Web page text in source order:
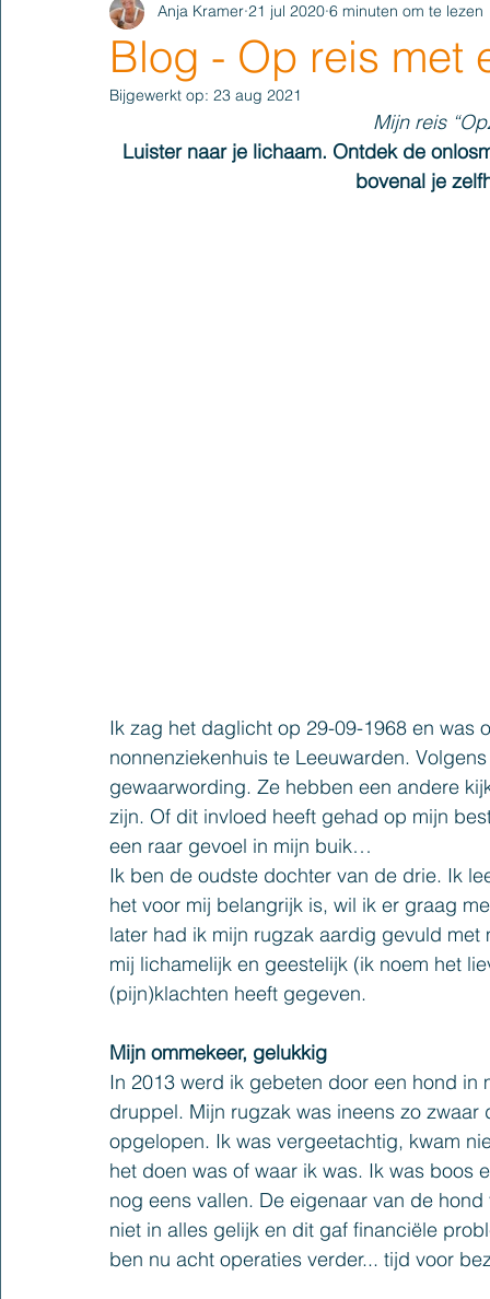
Blog - Op reis met
Anja Kramer 21 jul 2020 6 minuten om te lezen
Bijgewerkt op: 23 aug 2021
Mijn reis
Luister naar je lichaam. Ontdek de
bovenal je
Ik zag het daglicht op 29-09-1968 en
nonnenziekenhuis te Leeuwarden.
gewaarwording. Ze hebben een andere
zijn. Of dit invloed heeft gehad op mijn
een raar gevoel in mijn buik…
Ik ben de oudste dochter van de drie. Ik
het voor mij belangrijk is, wil ik er graag
later had ik mijn rugzak aardig gevuld
mij lichamelijk en geestelijk (ik noem het
(pijn)klachten heeft gegeven.
Mijn ommekeer, gelukkig
In 2013 werd ik gebeten door een hond in
druppel. Mijn rugzak was ineens zo zwaar
opgelopen. Ik was vergeetachtig, kwam
het doen was of waar ik was. Ik was boos
nog eens vallen. De eigenaar van de
niet in alles gelijk en dit gaf financiële
ben nu acht operaties verder... tijd voor